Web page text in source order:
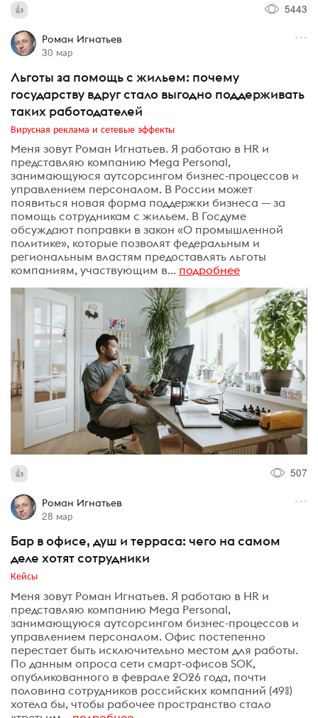
5443
Роман Игнатьев
30 мар
Льготы за помощь с жильем: почему
государству вдруг стало выгодно поддерживать
таких работодателей
Вирусная реклама и сетевые эффекты
Меня зовут Роман Игнатьев. Я работаю в HR и
представляю компанию Mega Personal,
занимающуюся аутсорсингом бизнес-процессов и
управлением персоналом. В России может
появиться новая форма поддержки бизнеса — за
помощь сотрудникам с жильем. В Госдуме
обсуждают поправки в закон «О промышленной
политике», которые позволят федеральным и
региональным властям предоставлять льготы
компаниям, участвующим в... подробнее
507
Роман Игнатьев
28 мар
Бар в офисе, душ и терраса: чего на самом
деле хотят сотрудники
Кейсы
Меня зовут Роман Игнатьев. Я работаю в HR и
представляю компанию Mega Personal,
занимающуюся аутсорсингом бизнес-процессов и
управлением персоналом. Офис постепенно
перестает быть исключительно местом для работы.
По данным опроса сети смарт-офисов SOK,
опубликованного в феврале 2026 года, почти
половина сотрудников российских компаний (49%)
хотела бы, чтобы рабочее пространство стало